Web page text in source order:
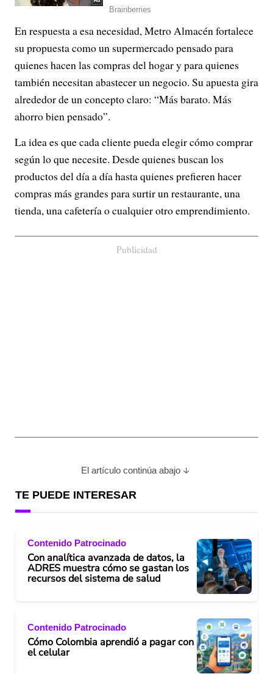
En respuesta a esa necesidad, Metro Almacén fortalece
su propuesta como un supermercado pensado para
quienes hacen las compras del hogar y para quienes
también necesitan abastecer un negocio. Su apuesta gira
alrededor de un concepto claro: “Más barato. Más
ahorro bien pensado”.
La idea es que cada cliente pueda elegir cómo comprar
según lo que necesite. Desde quienes buscan los
productos del día a día hasta quienes prefieren hacer
compras más grandes para surtir un restaurante, una
tienda, una cafetería o cualquier otro emprendimiento.
Publicidad
El artículo continúa abajo
TE PUEDE INTERESAR
Contenido Patrocinado
Con analítica avanzada de datos, la
ADRES muestra cómo se gastan los
recursos del sistema de salud
Contenido Patrocinado
Cómo Colombia aprendió a pagar con
el celular